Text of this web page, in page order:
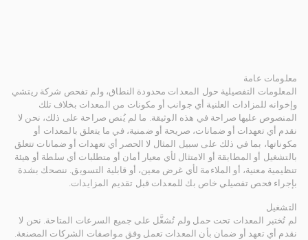
معلومات عامة
المعلومات التفصيلية حول المعدات محدودة النطاق، ولم تفحص شركة ريتشي
وإخوانه للمزادات العلنية أي جوانب أو مكونات من المعدات بخلاف تلك
المنصوص عليها صراحة في هذه الوثيقة. ما لم يُنص صراحة على ذلك، نحن لا
نقدم أي تعهدات أو ضمانات، صريحة أو ضمنية، في ما يتعلق بالمعدات أو
مكوناتها، بما في ذلك على سبيل المثال لا الحصر أي تعهدات أو ضمانات تتعلق
بالتشغيل أو المطابقة أو الامتثال لأي معيار أمان أو متطلبات أي سلطة أو هيئة
تنظيمية معنية، أو الملاءمة لأي غرض معين، أو قابلية التسويق. ننصحك بشدة
بإجراء فحص تفصيلي خاص بك للمعدات قبل تقديم المزايدات.
التشغيل
لم تُختبر المعدات تحت حمل ولم تُشغَّل على جميع السرعات المتاحة. نحن لا
نقدم أي تعهد أو ضمان بأن المعدات تعمل وفق مواصفات الشركات المصنعة.